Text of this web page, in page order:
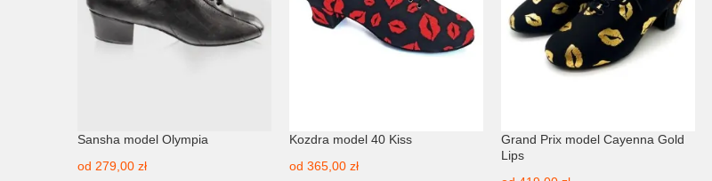
Sansha model Olympia
od 279,00 zł
Kozdra model 40 Kiss
od 365,00 zł
Grand Prix model Cayenna Gold
Lips